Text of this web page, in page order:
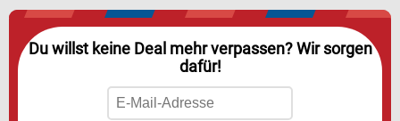
Du willst keine Deal mehr verpassen? Wir sorgen
dafür!